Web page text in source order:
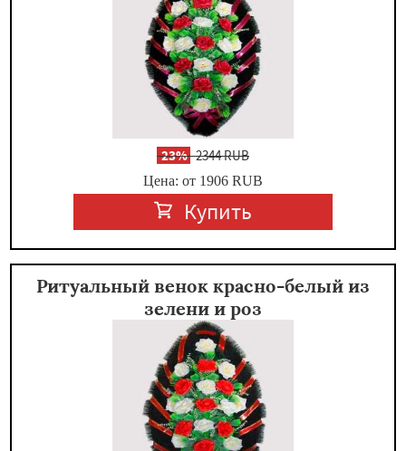
-23%2344 RUB
Цена: от 1906 RUB
Купить
Ритуальный венок красно-белый из
зелени и роз